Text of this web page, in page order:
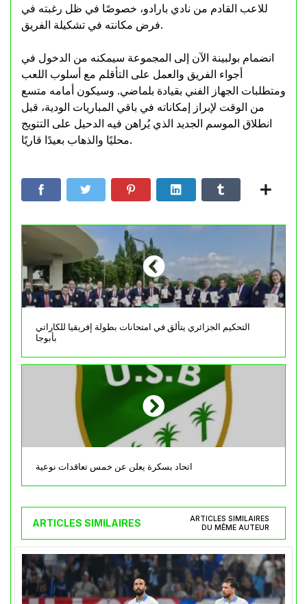
للاعب القادم من نادي بارادو، خصوصًا في ظل رغبته في
فرض مكانته في تشكيلة الفريق.
انضمام بولبينة الآن إلى المجموعة سيمكنه من الدخول في
أجواء الفريق والعمل على التأقلم مع أسلوب اللعب
ومتطلبات الجهاز الفني بقيادة بلماضي. وسيكون أمامه متسع
من الوقت لإبراز إمكاناته في باقي المباريات الودية، قبل
انطلاق الموسم الجديد الذي يُراهن فيه الدحيل على التتويج
محليًا والذهاب بعيدًا قاريًا.
التحكيم الجزائري يتألق في امتحانات بطولة إفريقيا للكاراتي
بأبوجا
اتحاد بسكرة يعلن عن خمس تعاقدات نوعية
ARTICLES SIMILAIRES
ARTICLES SIMILAIRES
DU MÊME AUTEUR